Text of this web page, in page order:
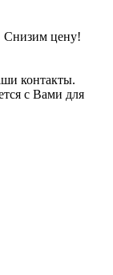
Снизим цену!
контакты.
с Вами для